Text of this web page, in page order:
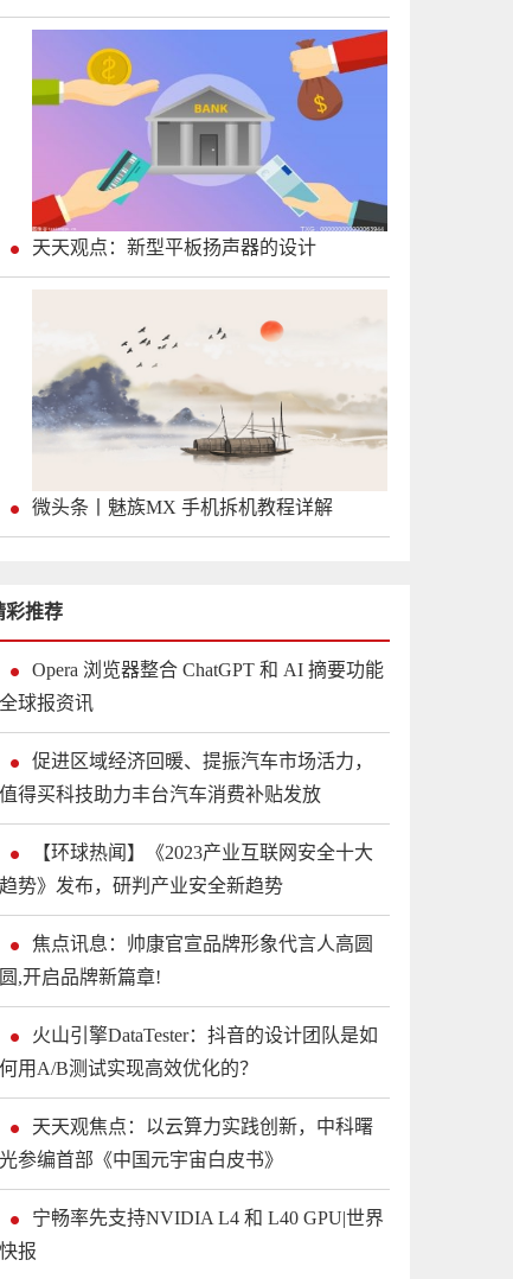
天天观点：新型平板扬声器的设计
微头条丨魅族MX 手机拆机教程详解
彩推荐
Opera 浏览器整合 ChatGPT 和 AI 摘要功能
全球报资讯
促进区域经济回暖、提振汽车市场活力，
值得买科技助力丰台汽车消费补贴发放
【环球热闻】《2023产业互联网安全十大
趋势》发布，研判产业安全新趋势
焦点讯息：帅康官宣品牌形象代言人高圆
圆,开启品牌新篇章!
火山引擎DataTester：抖音的设计团队是如
何用A/B测试实现高效优化的？
天天观焦点：以云算力实践创新，中科曙
光参编首部《中国元宇宙白皮书》
宁畅率先支持NVIDIA L4 和 L40 GPU|世界
快报